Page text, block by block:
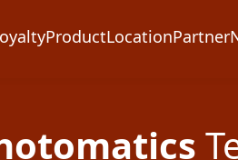
ProductLocationPartner